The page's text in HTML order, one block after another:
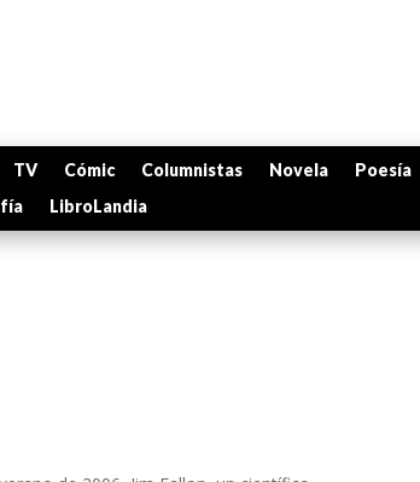
TV Cómic Columnistas Novela Poesía
LibroLandia